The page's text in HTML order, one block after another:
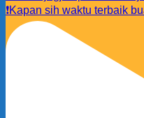
❗️Kapan sih waktu terbaik